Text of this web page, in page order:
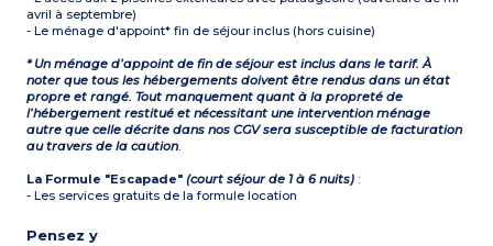
avril à septembre)
- Le ménage d'appoint* fin de séjour inclus (hors cuisine)
* Un ménage d’appoint de fin de séjour est inclus dans le tarif. À
noter que tous les hébergements doivent être rendus dans un état
propre et rangé. Tout manquement quant à la propreté de
l’hébergement restitué et nécessitant une intervention ménage
autre que celle décrite dans nos CGV sera susceptible de facturation
au travers de la caution.
La Formule "Escapade"(court séjour de 1 à 6 nuits) :
- Les services gratuits de la formule location
Pensez y